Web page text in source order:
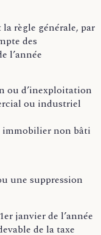
règle générale, par
des
l’année
ou d’inexploitation
ou industriel
immobilier non bâti
une suppression
janvier de l’année
de la taxe